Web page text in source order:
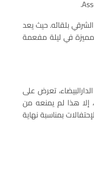
بلقائه. حيث يعد
مميزة في ليلة مفعمة
تعرض على
إلا هذا لم يمنعه من
بمناسبة نهاية